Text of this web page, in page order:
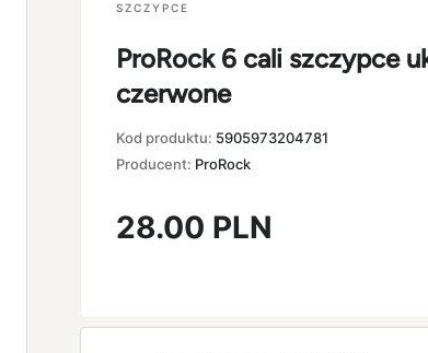
SZCZYPCE
ProRock 6 cali szczypce
czerwone
Kod produktu: 5905973204781
Producent: ProRock
28.00 PLN